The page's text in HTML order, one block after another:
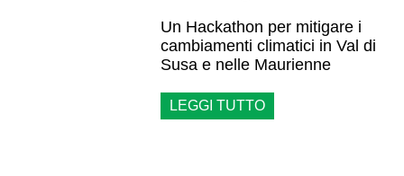
Un Hackathon per mitigare i
cambiamenti climatici in Val di
Susa e nelle Maurienne
LEGGI TUTTO